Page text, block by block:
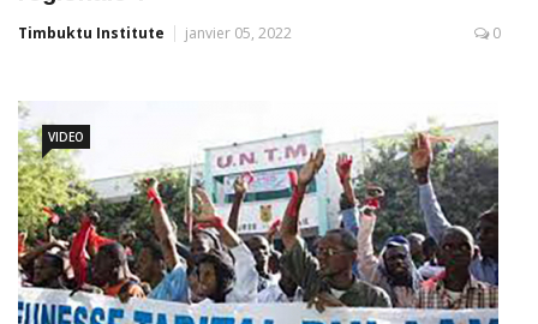
Timbuktu Institute janvier 05, 2022 0
VIDEO